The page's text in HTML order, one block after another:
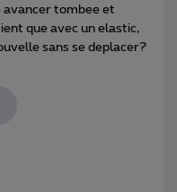
avancer tombee et
que avec un elastic,
sans se deplacer?